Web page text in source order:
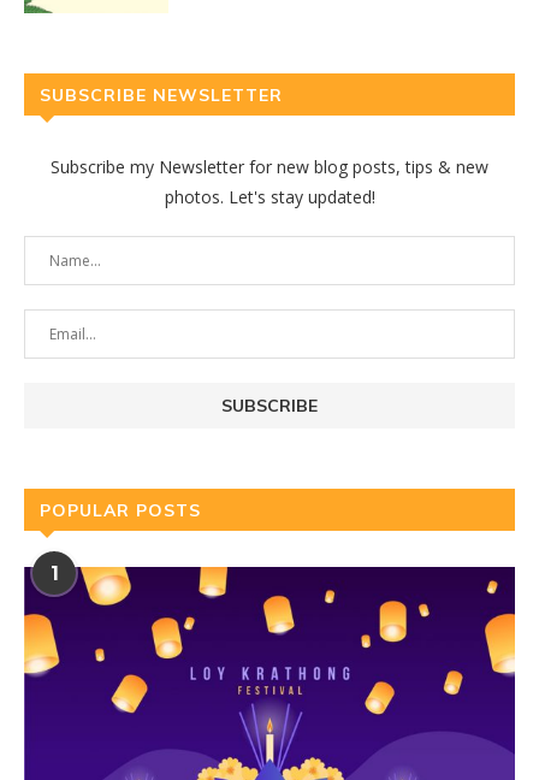
SUBSCRIBE NEWSLETTER
Subscribe my Newsletter for new blog posts, tips & new
photos. Let's stay updated!
POPULAR POSTS
1